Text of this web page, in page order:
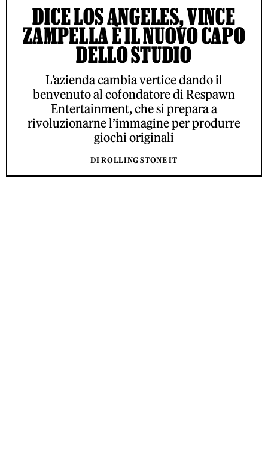
DICE LOS ANGELES, VINCE
ZAMPELLA È IL NUOVO CAPO
DELLO STUDIO
L’azienda cambia vertice dando il
benvenuto al cofondatore di Respawn
Entertainment, che si prepara a
rivoluzionarne l’immagine per produrre
giochi originali
DI ROLLING STONE IT